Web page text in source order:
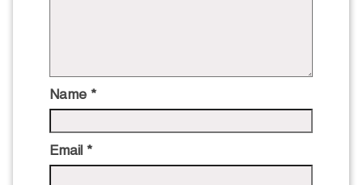
Name *
Email *